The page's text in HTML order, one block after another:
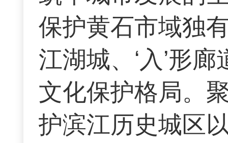
保护黄石市域独
江湖城、‘入’形
文化保护格局。
护滨江历史城区